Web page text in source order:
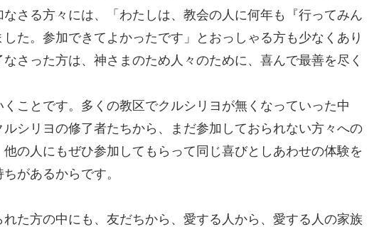
さる方々には、「わたしは、教会の人に何年も『行ってみん
た。参加できてよかったです」とおっしゃる方も少なくあり
さった方は、神さまのため人々のために、喜んで最善を尽く
ことです。多くの教区でクルシリヨが無くなっていった中
シリヨの修了者たちから、まだ参加しておられない方々への
の人にもぜひ参加してもらって同じ喜びとしあわせの体験を
があるからです。
た方の中にも、友だちから、愛する人から、愛する人の家族